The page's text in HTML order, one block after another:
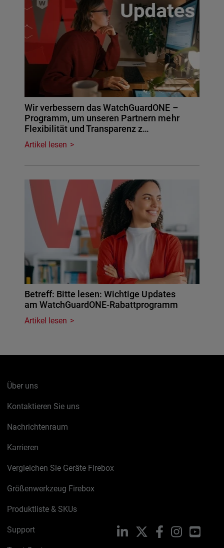
Wir verbessern das WatchGuardONE –
Programm, um unseren Partnern mehr
Flexibilität und Transparenz z…
Artikel lesen
Betreff: Bitte lesen: Wichtige Updates
am WatchGuardONE-Rabattprogramm
Artikel lesen
Über uns
Kontaktieren Sie uns
Nachrichtenraum
Karrieren
Vergleichen Sie Geräte Firebox
Größenwerkzeug Firebox
Produktliste & SKUs
Support LinkedIn FacebookInstagram